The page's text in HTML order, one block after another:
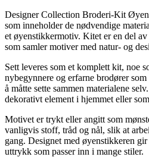
Designer Collection Broderi-Kit
som inneholder de nødvendige
et øyenstikkermotiv. Kitet er en del
som samler motiver med natur- og
Sett leveres som et komplett kit, noe
nybegynnere og erfarne brodører
å måtte sette sammen materialene
dekorativt element i hjemmet eller
Motivet er trykt eller angitt som
vanligvis stoff, tråd og nål, slik at
gang. Designet med øyenstikkeren
uttrykk som passer inn i mange stiler.